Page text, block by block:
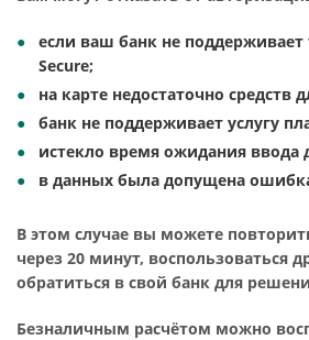
если ваш банк не поддерживает
Secure;
на карте недостаточно средств
банк не поддерживает услугу
истекло время ожидания ввода
в данных была допущена
В этом случае вы можете
через 20 минут, воспользоваться
обратиться в свой банк для
Безналичным расчётом можно